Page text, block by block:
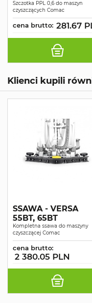
Szczotka PPL 0,6 do maszyn
czyszczących Comac
cena brutto: 281.67
Klienci kupili
SSAWA - VERSA
55BT, 65BT
Kompletna ssawa do maszyny
czyszczącej Comac
cena brutto:
2 380.05 PLN